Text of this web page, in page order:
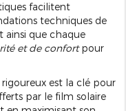
facilitent
techniques de
ainsi que chaque
et de confortpour
est la clé pour
par le film solaire